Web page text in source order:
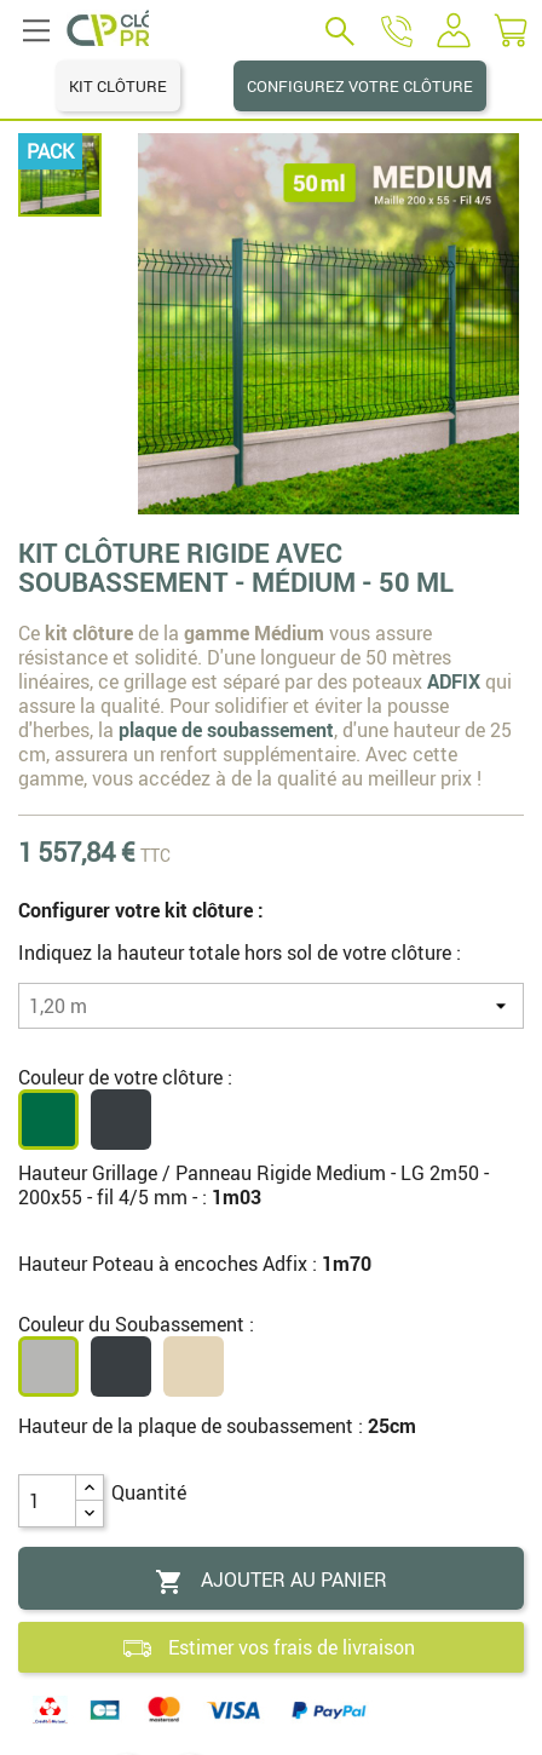
KIT CLÔTURE CONFIGUREZ VOTRE CLÔTURE
PACK
KIT CLÔTURE RIGIDE AVEC
SOUBASSEMENT - MÉDIUM - 50 ML
Ce kit clôturede la gamme Médium vous assure
résistance et solidité. D'une longueur de 50 mètres
linéaires, ce grillage est séparé par des poteauxADFIXqui
assure la qualité. Pour solidifier et éviter la pousse
d'herbes, la plaque de soubassement, d'une hauteur de 25
cm, assurera un renfort supplémentaire. Avec cette
gamme, vous accédez à de la qualité au meilleur prix !
1 557,84 € TTC
Configurer votre kit clôture :
Indiquez la hauteur totale hors sol de votre clôture :
Couleur de votre clôture :
Hauteur Grillage / Panneau Rigide Medium - LG 2m50 -
200x55 - fil 4/5 mm - : 1m03
Hauteur Poteau à encoches Adfix : 1m70
Couleur du Soubassement :
Hauteur de la plaque de soubassement : 25cm
Quantité
 AJOUTER AU PANIER
Estimer vos frais de livraison